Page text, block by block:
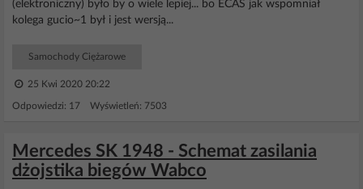
(elektroniczny) było by o wiele lepiej... bo ECAS jak wspomniał
kolega gucio~1 był i jest wersją...
Samochody Ciężarowe
25 Kwi 2020 20:22
Odpowiedzi: 17 Wyświetleń: 7503
Mercedes SK 1948 - Schemat zasilania
dżojstika biegów Wabco